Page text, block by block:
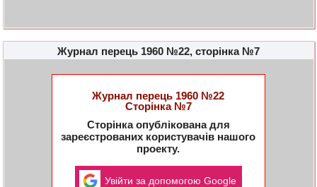
Журнал перець 1960 №22, сторінка №7
Журнал перець 1960 №22
Сторінка №7
Сторінка опублікована для
зареєстрованих користувачів нашого
проекту.
Увійти за допомогою Google